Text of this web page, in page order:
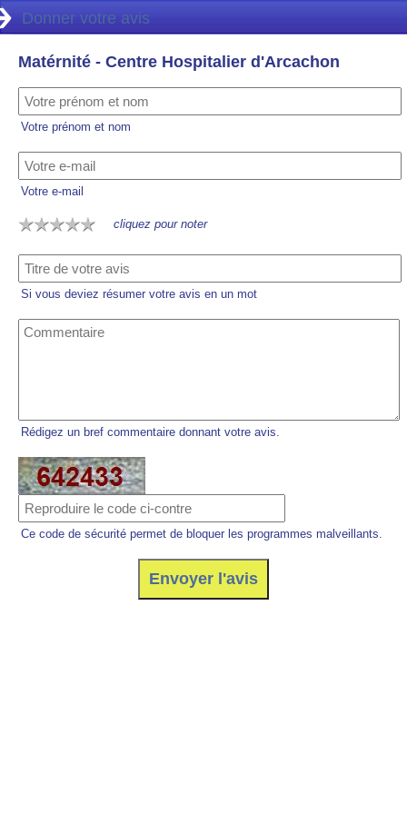
Donner votre avis
Matérnité - Centre Hospitalier d'Arcachon
Votre prénom et nom
Votre e-mail
cliquez pour noter
Si vous deviez résumer votre avis en un mot
Rédigez un bref commentaire donnant votre avis.
Ce code de sécurité permet de bloquer les programmes malveillants.